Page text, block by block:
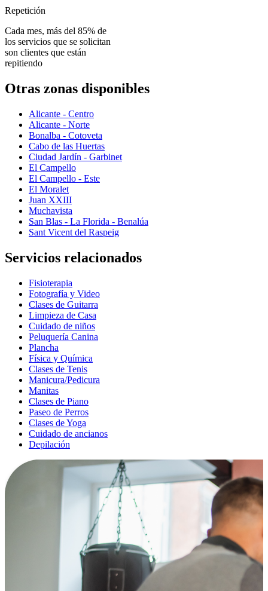
Repetición
Cada mes, más del 85% de
los servicios que se solicitan
son clientes que están
repitiendo
Otras zonas disponibles
Alicante - Centro
Alicante - Norte
Bonalba - Cotoveta
Cabo de las Huertas
Ciudad Jardín - Garbinet
El Campello
El Campello - Este
El Moralet
Juan XXIII
Muchavista
San Blas - La Florida - Benalúa
Sant Vicent del Raspeig
Servicios relacionados
Fisioterapia
Fotografía y Video
Clases de Guitarra
Limpieza de Casa
Cuidado de niños
Peluquería Canina
Plancha
Física y Química
Clases de Tenis
Manicura/Pedicura
Manitas
Clases de Piano
Paseo de Perros
Clases de Yoga
Cuidado de ancianos
Depilación